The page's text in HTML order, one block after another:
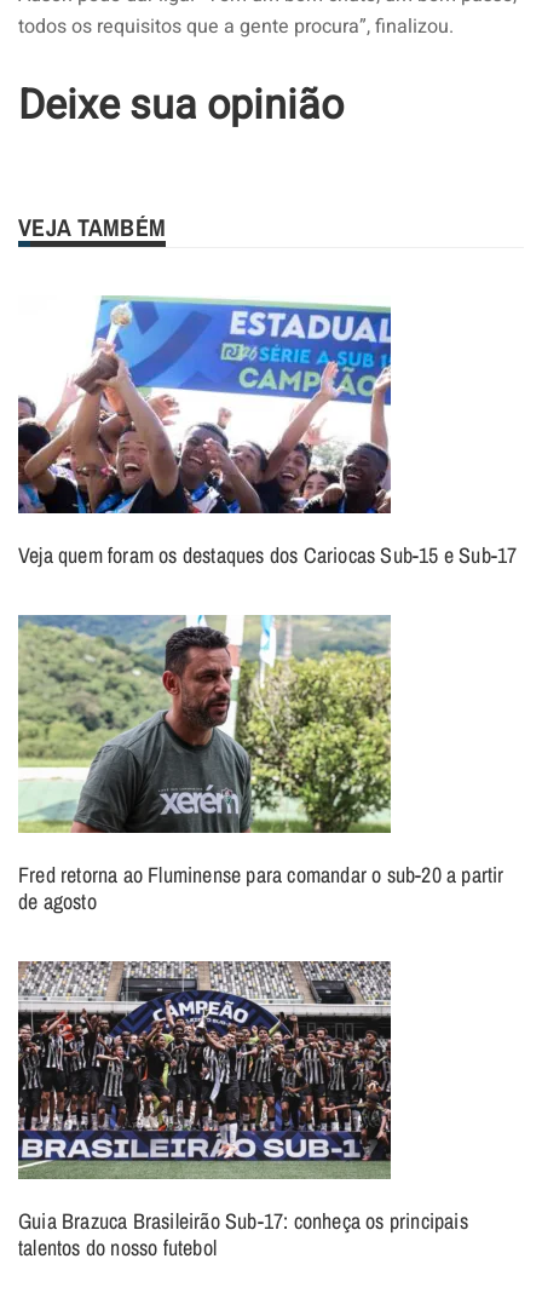
todos os requisitos que a gente procura”, finalizou.
Deixe sua opinião
VEJA TAMBÉM
Veja quem foram os destaques dos Cariocas Sub-15 e Sub-17
Fred retorna ao Fluminense para comandar o sub-20 a partir
de agosto
Guia Brazuca Brasileirão Sub-17: conheça os principais
talentos do nosso futebol